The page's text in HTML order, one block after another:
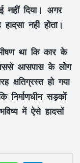
नहीं दिया। अगर
नही होता।
था कि कार के
आसपास के लोग
क्षतिग्रस्त हो गया
सड़कों
में ऐसे हादसों